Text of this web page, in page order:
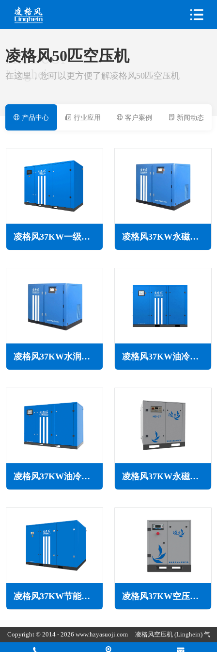
PRODUCT
Linghein
凌格风50匹空压机
在这里，您可以更方便了解凌格风50匹空压机
产品中心 行业应用 客户案例 新闻动态
凌格风37KW一级能效永磁变频空压机LCH系列 凌格风37KW永磁变频无油水润滑空压机LSW PM系列
凌格风37KW水润滑无油空压机LSW系列 凌格风37KW油冷永磁变频空压机LOH系列
凌格风37KW油冷永磁变频空压机LSH系列 凌格风37KW永磁变频空压机HD系列
凌格风37KW节能空压机LS系列 凌格风37KW空压机CS系列
Copyright © 2014 - 2026 www.hzyasuoji.com 凌格风空压机 (Linghein) 气
胜智能装备（深圳）有限公司版权所有
粤ICP备2021072975号